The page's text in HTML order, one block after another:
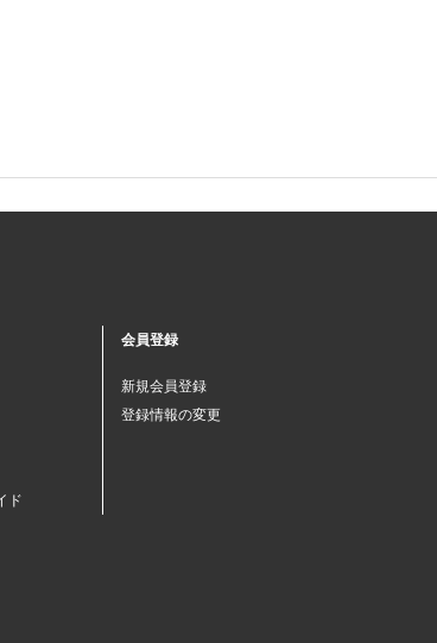
ド
会員登録
新規会員登録
登録情報の変更